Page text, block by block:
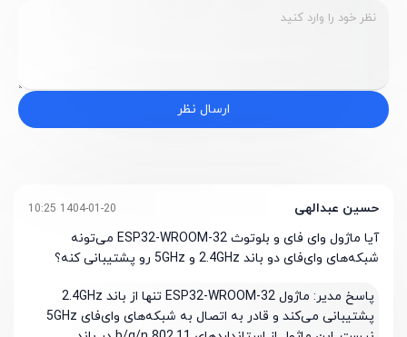
ارسال نظر
حسین عبدالهی 1404-01-20 10:25
آیا ماژول وای فای و بلوتوث ESP32-WROOM-32 می‌تونه
شبکه‌های وای‌فای دو باند 2.4GHz و 5GHz رو پشتیبانی کنه؟
پاسخ مدیر:
ماژول ESP32-WROOM-32 تنها از باند 2.4GHz
پشتیبانی می‌کند و قادر به اتصال به شبکه‌های وای‌فای 5GHz